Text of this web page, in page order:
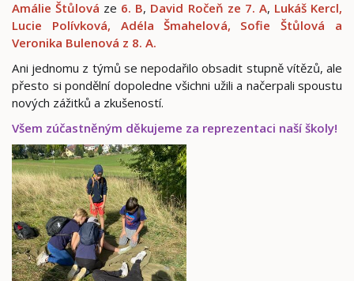
Amálie Štůlová ze 6. B, David Ročeň ze 7. A, Lukáš Kercl,
Lucie Polívková, Adéla Šmahelová, Sofie Štůlová a
Veronika Bulenová z 8. A.
Ani jednomu z týmů se nepodařilo obsadit stupně vítězů, ale
přesto si pondělní dopoledne všichni užili a načerpali spoustu
nových zážitků a zkušeností.
Všem zúčastněným děkujeme za reprezentaci naší školy!